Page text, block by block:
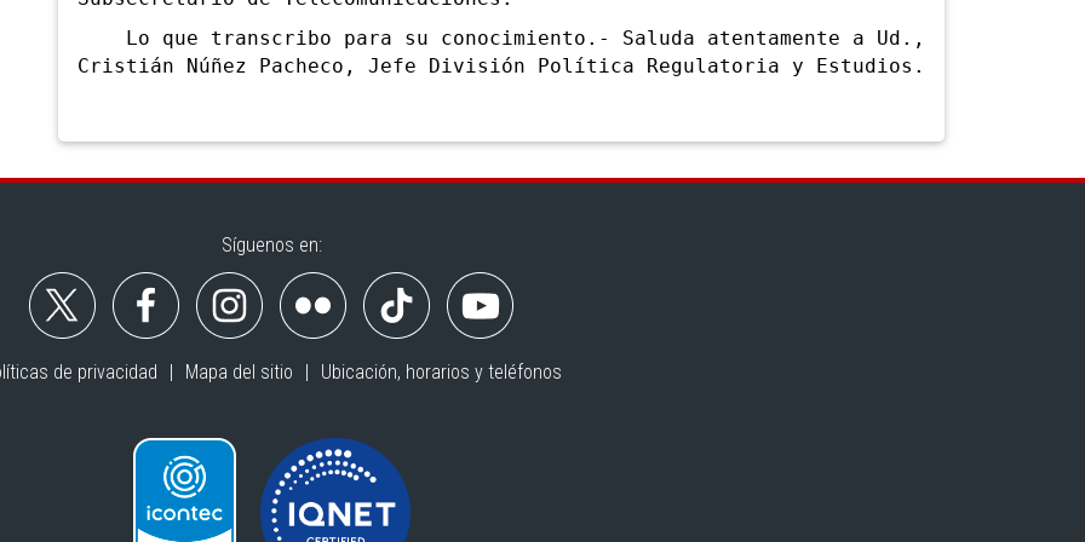
Lo que transcribo para su conocimiento.- Saluda atentamente a Ud.,
Cristián Núñez Pacheco, Jefe División Política Regulatoria y Estudios.
Síguenos en:
de privacidad Mapa del sitio Ubicación, horarios y teléfonos